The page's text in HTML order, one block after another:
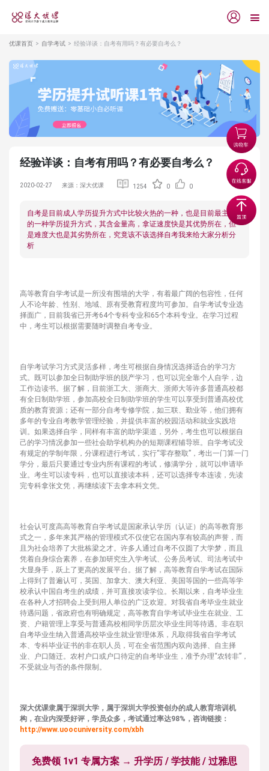
优课首页 自学考试 经验详谈：自考有用吗？有必要自考么？
经验详谈：自考有用吗？有必要自考么？
2020-02-27 来源：深大优课 1254 0 0
自考是目前成人学历提升方式中比较火热的一种，也是目前最主流
的一种学历提升方式，其含金量高，拿证速度快是其优势所在，但
是难度大也是其劣势所在，究竟该不该选择自考我来给大家分析分
析
高等教育自学考试是一所没有围墙的大学，有着最广阔的包容性，任何
人不论年龄、性别、地域、原有受教育程度均可参加。自学考试专业选
择面广，目前我省已开考64个专科专业和65个本科专业。在学习过程
中，考生可以根据需要随时调整自考专业。
自学考试学习方式灵活多样，考生可根据自身情况选择适合的学习方
式。既可以参加全日制助学班的脱产学习，也可以完全靠个人自学，边
工作边读书。据了解，目前浙工大、浙商大、浙师大等许多普通高校都
有全日制助学班，参加高校全日制助学班的学生可以享受到普通高校优
质的教育资源；还有一部分自考专修学院，如三联、勤业等，他们拥有
多年的专业自考教学管理经验，并提供丰富的校园活动和就业实践培
训。如果选择自学，同样有丰富的助学渠道，另外，考生也可以根据自
己的学习情况参加一些社会助学机构办的短期课程辅导班。自学考试没
有规定的学制年限，分课程进行考试，实行“零存整取”，考出一门算一门
学分，最后只要通过专业内所有课程的考试，修满学分，就可以申请毕
业。考生可以读专科，也可以直接读本科，还可以选择专本连读，先读
完专科拿张文凭，再继续读下去拿本科文凭。
社会认可度高高等教育自学考试是国家承认学历（认证）的高等教育形
式之一，多年来其严格的管理模式不仅使它在国内享有较高的声誉，而
且为社会培养了大批栋梁之才。许多人通过自考不仅圆了大学梦，而且
凭着自身综合素养，在参加研究生入学考试、公务员考试、司法考试中
大显身手，跃上了更高的发展平台。据了解，高等教育自学考试在国际
上得到了普遍认可，英国、加拿大、澳大利亚、美国等国的一些高等学
校承认中国自考生的成绩，并可直接攻读学位。长期以来，自考毕业生
在各种人才招聘会上受到用人单位的广泛欢迎。对我省自考毕业生就业
待遇问题，省政府也有明确规定，高等教育自学考试毕业生在就业、工
资、户籍管理上享受与普通高校相同学历层次毕业生同等待遇。非在职
自考毕业生纳入普通高校毕业生就业管理体系，凡取得我省自学考试
本、专科毕业证书的非在职人员，可在全省范围内双向选择、自主择
业、户口随迁。农村户口或户口待定的自考毕业生，准予办理“农转非”，
不受就业与否的条件限制。
深大优课隶属于深圳大学，属于深圳大学投资创办的成人教育培训机
构，在业内深受好评，学员众多，考试通过率达98%，咨询链接：
http://www.uoocuniversity.com/xbh
免费领 1v1 专属方案 → 升学历 / 学技能 / 过雅思